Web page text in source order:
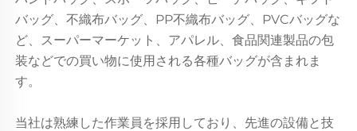
バッグ、不織布バッグ、PP不織布バッグ、PVCバッグな
ど、スーパーマーケット、アパレル、食品関連製品の包
装などでの買い物に使用される各種バッグが含まれま
す。
当社は熟練した作業員を採用しており、先進の設備と技